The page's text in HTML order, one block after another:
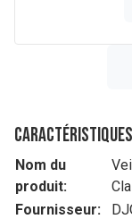
Caractéristiques
Nom du
produit:
Fournisseur: